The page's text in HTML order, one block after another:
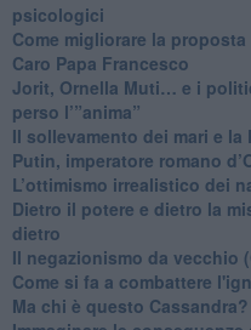
psicologici
Come migliorare la
Caro Papa Francesco
​Jorit, Ornella Muti… e i
perso l’”anima”
​Il sollevamento dei mari e la
Putin, imperatore romano
​L’ottimismo irrealistico dei
​Dietro il potere e dietro la
dietro
Il negazionismo da vecchio
Come si fa a combattere
Ma chi è questo Cassandra?